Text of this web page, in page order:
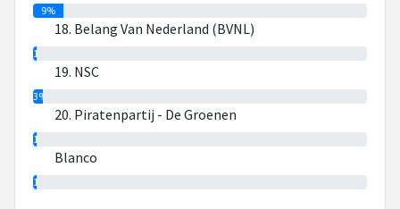
9%
18. Belang Van Nederland (BVNL)
1%
19. NSC
3%
20. Piratenpartij - De Groenen
1%
Blanco
1%